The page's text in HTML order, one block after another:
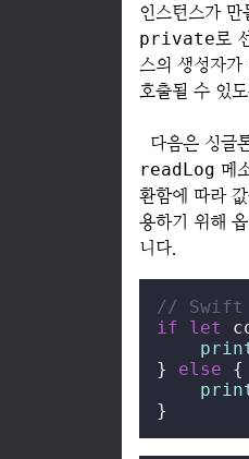
인스턴스가 만
private로
스의 생성자
호출될 수 있
다음은 싱글
readLog 메
환함에 따라
용하기 위해
니다.
// Swift
if
let
} else {
}